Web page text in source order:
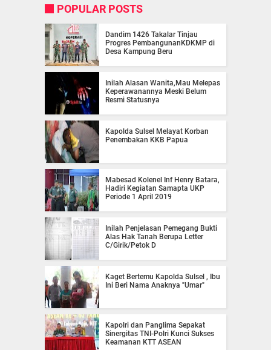
POPULAR POSTS
Dandim 1426 Takalar Tinjau
Progres PembangunanKDKMP di
Desa Kampung Beru
Inilah Alasan Wanita,Mau Melepas
Keperawanannya Meski Belum
Resmi Statusnya
Kapolda Sulsel Melayat Korban
Penembakan KKB Papua
Mabesad Kolenel Inf Henry Batara,
Hadiri Kegiatan Samapta UKP
Periode 1 April 2019
Inilah Penjelasan Pemegang Bukti
Alas Hak Tanah Berupa Letter
C/Girik/Petok D
Kaget Bertemu Kapolda Sulsel , Ibu
Ini Beri Nama Anaknya "Umar"
Kapolri dan Panglima Sepakat
Sinergitas TNI-Polri Kunci Sukses
Keamanan KTT ASEAN